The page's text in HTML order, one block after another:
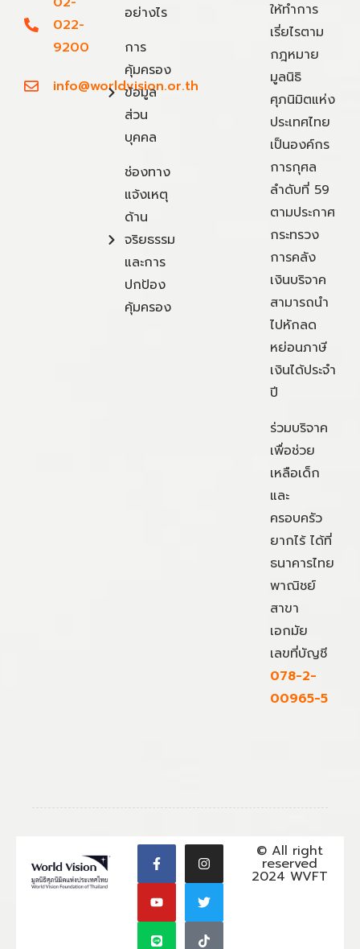
022-
9200
info@worldvision.or.th
อย่างไร
การ
คุ้มครอง
ข้อมูล
ส่วน
บุคคล
ช่องทาง
แจ้งเหตุ
ด้าน
จริยธรรม
และการ
ปกป้อง
คุ้มครอง
ให้ทำการ
เรี่ยไรตาม
กฎหมาย
มูลนิธิ
ศุภนิมิตแห่ง
ประเทศไทย
เป็นองค์กร
การกุศล
ลำดับที่ 59
ตามประกาศ
กระทรวง
การคลัง
เงินบริจาค
สามารถนำ
ไปหักลด
หย่อนภาษี
เงินได้ประจำ
ปี
ร่วมบริจาค
เพื่อช่วย
เหลือเด็ก
และ
ครอบครัว
ยากไร้ ได้ที่
ธนาคารไทย
พาณิชย์
สาขา
เอกมัย
เลขที่บัญชี
078-2-
00965-5
© All right
reserved
2024 WVFT